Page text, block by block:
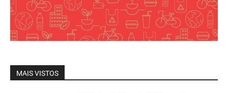
MAIS VISTOS